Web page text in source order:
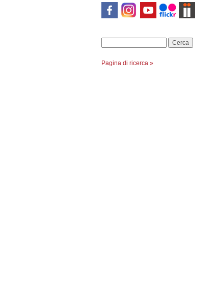
Pagina di ricerca »